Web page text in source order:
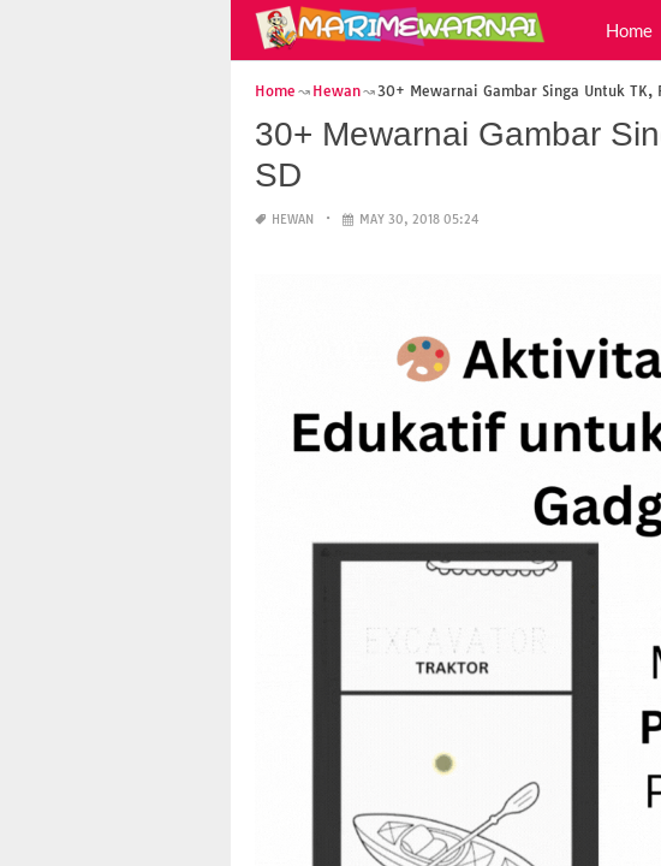
Home
Home Hewan 30+ Mewarnai Gambar Singa Untuk TK,
30+ Mewarnai Gambar
SD
HEWAN MAY 30, 2018 05:24